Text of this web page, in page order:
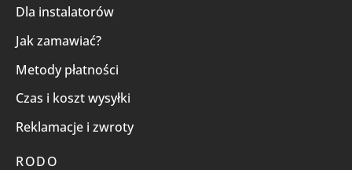
Dla instalatorów
Jak zamawiać?
Metody płatności
Czas i koszt wysyłki
Reklamacje i zwroty
RODO